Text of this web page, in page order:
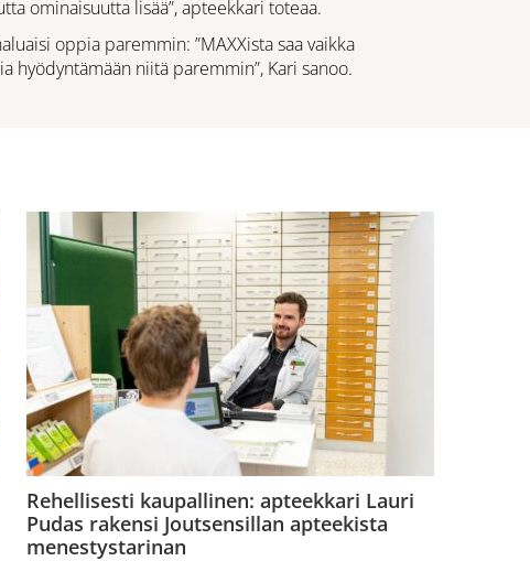
ominaisuutta lisää”, apteekkari toteaa.
oppia paremmin: ”MAXXista saa vaikka
hyödyntämään niitä paremmin”, Kari sanoo.
Rehellisesti kaupallinen: apteekkari Lauri
Pudas rakensi Joutsensillan apteekista
menestystarinan